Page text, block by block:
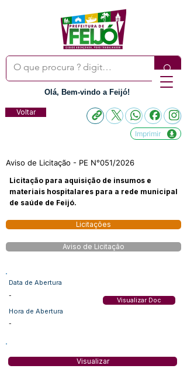
Olá, Bem-vindo a Feijó!
Voltar
Imprimir
Aviso de Licitação - PE N°051/2026
Licitação para aquisição de insumos e
materiais hospitalares para a rede municipal
de saúde de Feijó.
Licitações
Aviso de Licitação
Data de Abertura
-
Hora de Abertura
-
Visualizar Doc
Visualizar